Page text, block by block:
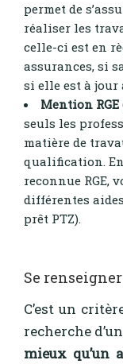
permet de
réaliser les
celle-ci est en
assurances, si
si elle est à
Mention
seuls les
matière de
qualification.
reconnue RGE,
différentes
prêt PTZ).
Se
C’est un
recherche
mieux qu’un